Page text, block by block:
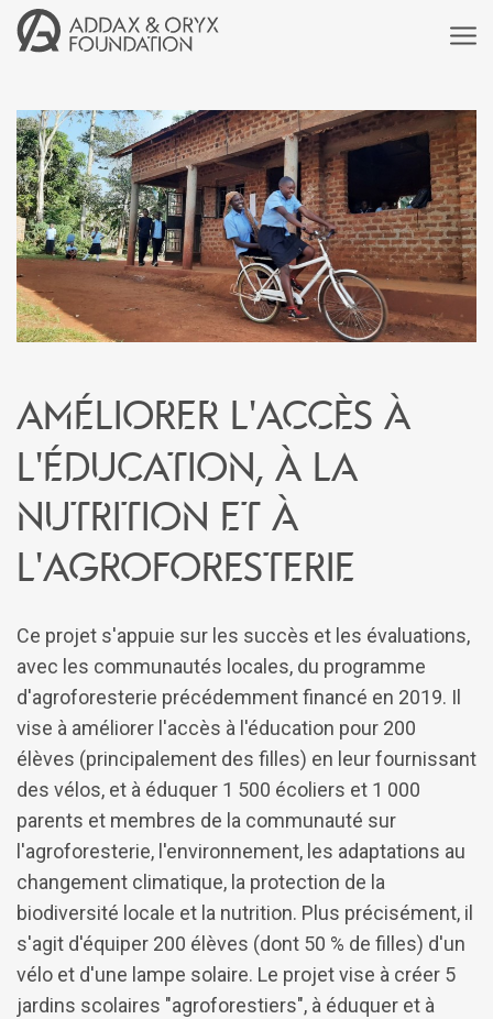
Améliorer l'accès à
l'éducation, à la
nutrition et à
l'agroforesterie
Ce projet s'appuie sur les succès et les évaluations,
avec les communautés locales, du programme
d'agroforesterie précédemment financé en 2019. Il
vise à améliorer l'accès à l'éducation pour 200
élèves (principalement des filles) en leur fournissant
des vélos, et à éduquer 1 500 écoliers et 1 000
parents et membres de la communauté sur
l'agroforesterie, l'environnement, les adaptations au
changement climatique, la protection de la
biodiversité locale et la nutrition. Plus précisément, il
s'agit d'équiper 200 élèves (dont 50 % de filles) d'un
vélo et d'une lampe solaire. Le projet vise à créer 5
jardins scolaires "agroforestiers", à éduquer et à